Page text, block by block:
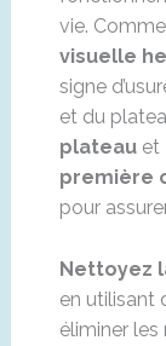
vie.
visuelle
signe
et du
plateauet
première
pour
Nettoyez
en utilisant
éliminer les